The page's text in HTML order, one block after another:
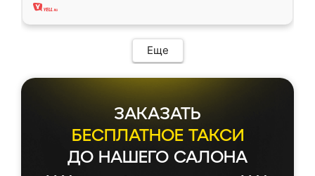
Еще
ЗАКАЗАТЬ
БЕСПЛАТНОЕ ТАКСИ
ДО НАШЕГО САЛОНА